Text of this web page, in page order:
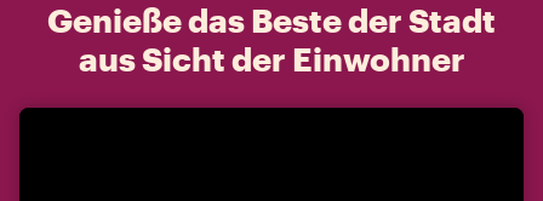
Genieße das Beste der Stadt
aus Sicht der Einwohner